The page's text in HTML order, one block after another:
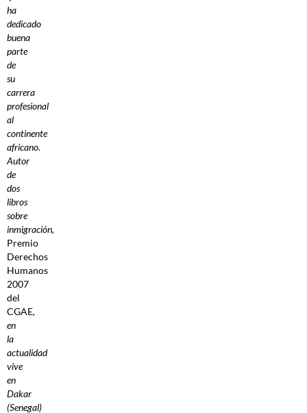
ha
dedicado
buena
parte
de
su
carrera
profesional
al
continente
africano.
Autor
de
dos
libros
sobre
inmigración,
Premio
Derechos
Humanos
2007
del
CGAE,
en
la
actualidad
vive
en
Dakar
(Senegal)